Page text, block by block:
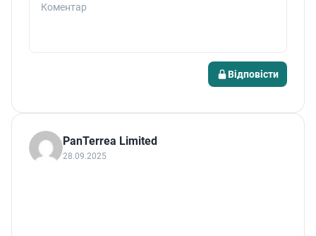
Коментар
Відповісти
PanTerrea Limited
28.09.2025